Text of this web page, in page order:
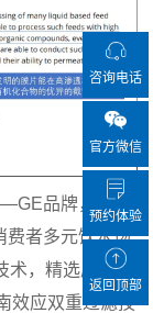
品牌，拥有
费者多元饮水场
，精选原装进
效应双重过滤技
咨询电话
官方微信
预约体验
返回顶部